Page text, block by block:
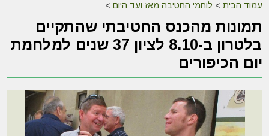
עמוד הבית > לוחמי החטיבה מאז ועד היום >
תמונות מהכנס החטיבתי שהתקיים
בלטרון ב-8.10 לציון 37 שנים למלחמת
יום הכיפורים